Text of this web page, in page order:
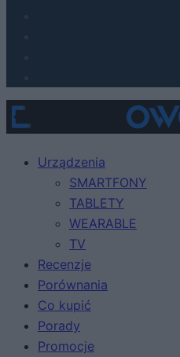
Urządzenia
SMARTFONY
TABLETY
WEARABLE
TV
Recenzje
Porównania
Co kupić
Porady
Promocje